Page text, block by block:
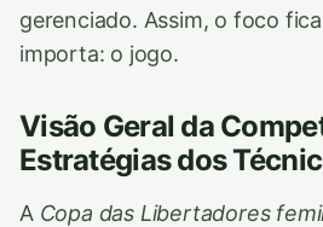
gerenciado. Assim, o foco
importa: o jogo.
Visão Geral da
Estratégias dos
A Copa das Libertadores